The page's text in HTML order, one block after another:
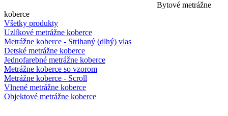
Bytové metrážne
koberce
Všetky produkty
Uzlíkové metrážne koberce
Metrážne koberce - Strihaný (dlhý) vlas
Detské metrážne koberce
Jednofarebné metrážne koberce
Metrážne koberce so vzorom
Metrážne koberce - Scroll
Vlnené metrážne koberce
Objektové metrážne koberce